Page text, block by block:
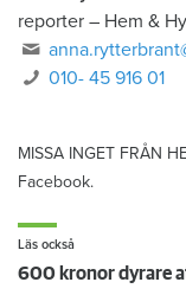
reporter – Hem &
010- 45 916 01
MISSA INGET FRÅN
Facebook.
Läs också
600 kronor dyrare